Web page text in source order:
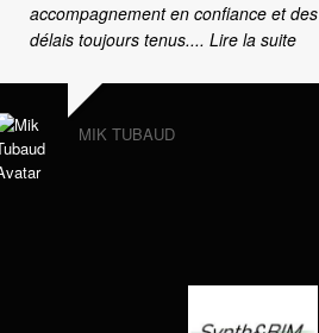
accompagnement en confiance et des
délais toujours tenus.... Lire la suite
MIK TUBAUD